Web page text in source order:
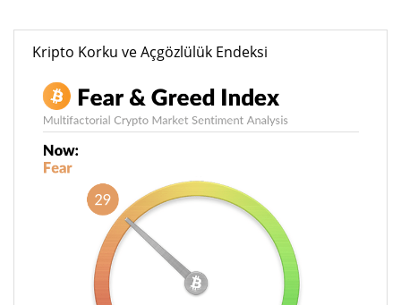
Kripto Korku ve Açgözlülük Endeksi